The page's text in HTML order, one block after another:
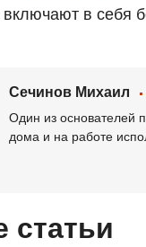
в себя
Сечинов Михаил
Один из основателей
дома и на работе
статьи